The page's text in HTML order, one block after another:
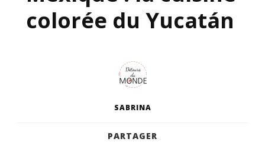
colorée du Yucatán
SABRINA
PARTAGER